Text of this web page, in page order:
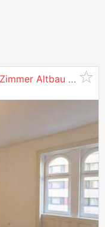
Müllnergasse - repräsentativer 8 Zimmer Altbau mit zwei